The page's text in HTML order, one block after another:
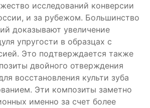
исследований конверсии
и за рубежом. Большинство
доказывают увеличение
упругости в образцах с
Это подтверждается также
двойного отверждения
восстановления культи зуба
Эти композиты заметно
именно за счет более